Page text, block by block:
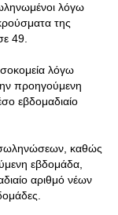
λόγω
της
49.
λόγω
προηγούμενη
εβδομαδιαίο
καθώς
εβδομάδα,
αριθμό νέων